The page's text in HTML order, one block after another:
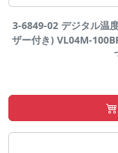
3-6849-02 デジタル温
ザー付き) VL04M-